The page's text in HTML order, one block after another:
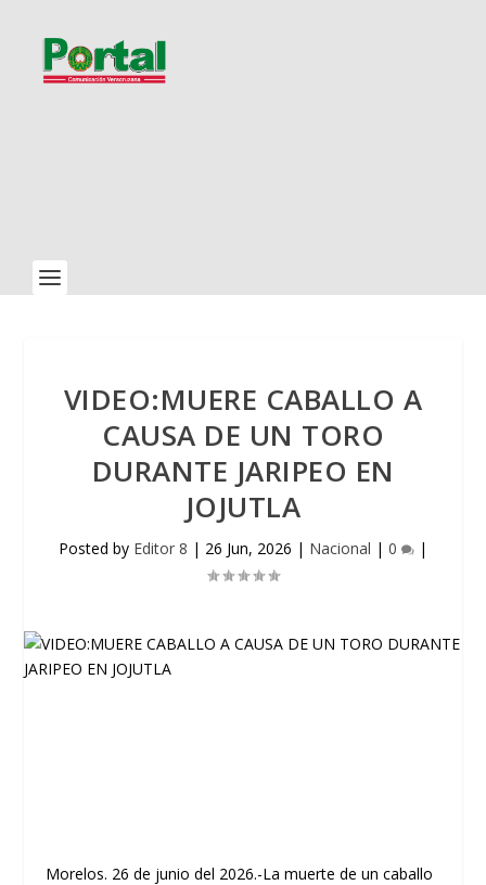
VIDEO:MUERE CABALLO A
CAUSA DE UN TORO
DURANTE JARIPEO EN
JOJUTLA
Posted by Editor 8 | 26 Jun, 2026 | Nacional | 0 |
Morelos. 26 de junio del 2026.-La muerte de un caballo